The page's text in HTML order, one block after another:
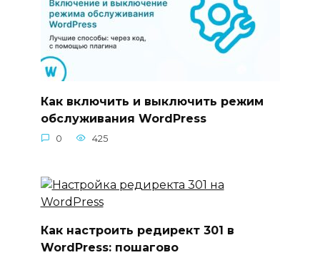
Как включить и выключить режим
обслуживания WordPress
0 425
Как настроить редирект 301 в
WordPress: пошагово